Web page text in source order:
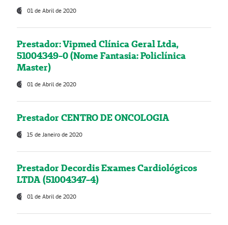
01 de Abril de 2020
Prestador: Vipmed Clínica Geral Ltda,
51004349-0 (Nome Fantasia: Policlínica
Master)
01 de Abril de 2020
Prestador CENTRO DE ONCOLOGIA
15 de Janeiro de 2020
Prestador Decordis Exames Cardiológicos
LTDA (51004347-4)
01 de Abril de 2020